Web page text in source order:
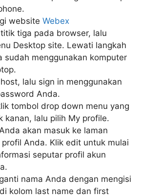
website Webex
tiga pada browser, lalu
Desktop site. Lewati langkah
sudah menggunakan komputer
lalu sign in menggunakan
Anda.
tombol drop down menu yang
kanan, lalu pilih My profile.
akan masuk ke laman
Anda. Klik edit untuk mulai
seputar profil akun
nama Anda dengan mengisi
kolom last name dan first